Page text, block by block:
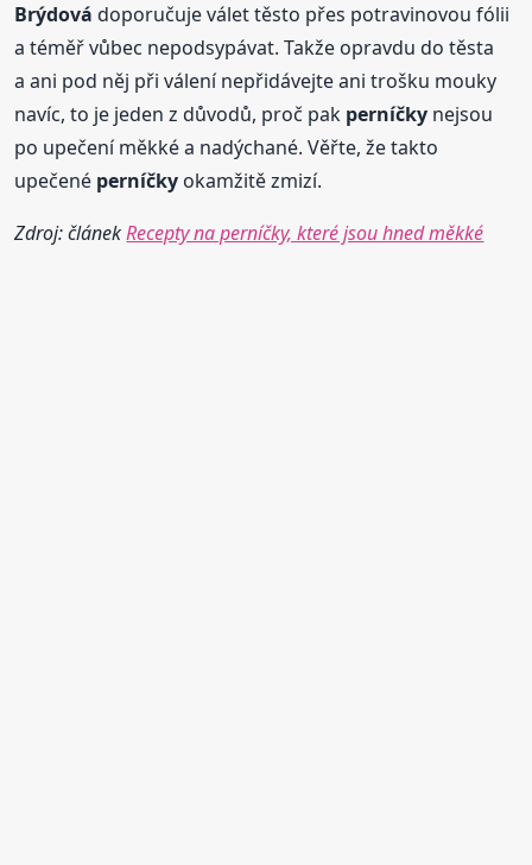
Brýdová doporučuje válet těsto přes potravinovou fólii
a téměř vůbec nepodsypávat. Takže opravdu do těsta
a ani pod něj při válení nepřidávejte ani trošku mouky
navíc, to je jeden z důvodů, proč pak perníčky nejsou
po upečení měkké a nadýchané. Věřte, že takto
upečené perníčky okamžitě zmizí.
Zdroj: článekRecepty na perníčky, které jsou hned měkké